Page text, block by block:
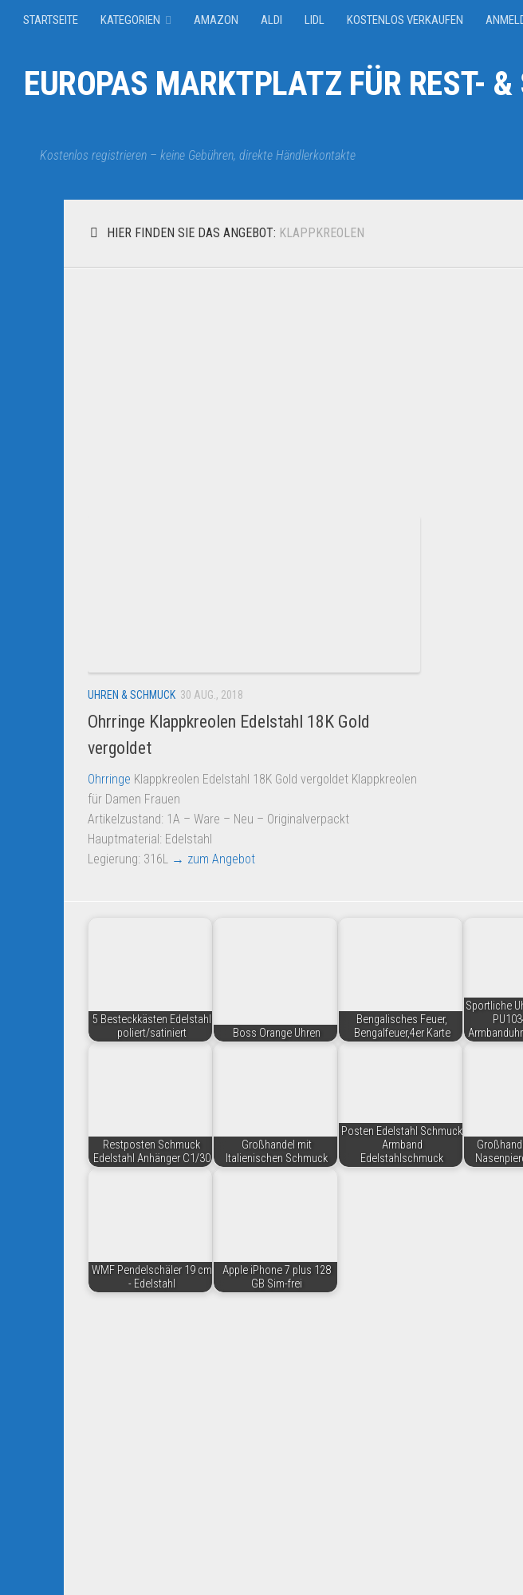
STARTSEITE KATEGORIEN AMAZON ALDI LIDL KOSTENLOS VERKAUFEN
EUROPAS MARKTPLATZ FÜR REST- &
Kostenlos registrieren – keine Gebühren, direkte Händlerkontakte
HIER FINDEN SIE DAS ANGEBOT: KLAPPKREOLEN
UHREN & SCHMUCK 30 AUG., 2018
Ohrringe Klappkreolen Edelstahl 18K Gold
vergoldet
Ohrringe Klappkreolen Edelstahl 18K Gold vergoldet Klappkreolen
für Damen Frauen
Artikelzustand: 1A – Ware – Neu – Originalverpackt
Hauptmaterial: Edelstahl
Legierung: 316L
→ zum Angebot
5 Besteckkästen Edelstahl
poliert/satiniert
Boss Orange Uhren
Bengalisches Feuer,
Bengalfeuer,4er Karte
Sportliche
Restposten Schmuck
Edelstahl Anhänger C1/30
Großhandel mit
Italienischen Schmuck
Posten Edelstahl Schmuck
Armband
Edelstahlschmuck
WMF Pendelschäler 19 cm
- Edelstahl
Apple iPhone 7 plus 128
GB Sim-frei